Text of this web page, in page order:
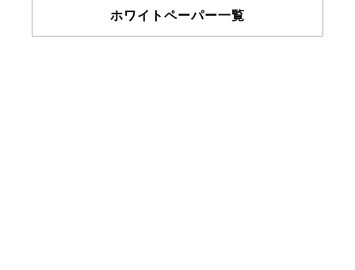
ホワイトペーパー一覧